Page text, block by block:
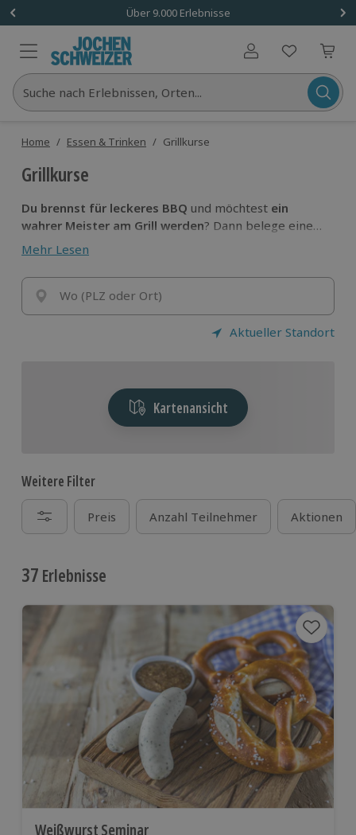
Über 9.000 Erlebnisse
Benutzerkonto
Suche nach Erlebnissen, Orten...
Home / Essen & Trinken / Grillkurse
Grillkurse
Du brennst für leckeres BBQ und möchtest ein
wahrer Meister am Grill werden? Dann belege einen
von vielen
die Kunst des Grillens
Tipps und Tricks der Profisan und begeistere
danach andere mit deinen flammenden Grill-Skills.
Mehr Lesen
Wo (PLZ oder Ort)
Aktueller Standort
Kartenansicht
Weitere Filter
Preis Anzahl Teilnehmer Aktionen
37 Erlebnisse
Weißwurst Seminar